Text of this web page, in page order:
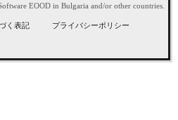
EOOD in Bulgaria and/or other countries.
く表記
プライバシーポリシー